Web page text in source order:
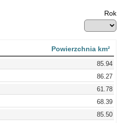
Rok
Powierzchnia km²
85.94
86.27
61.78
68.39
85.50